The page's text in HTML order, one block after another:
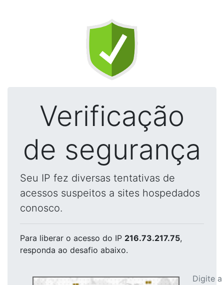
Verificação
de segurança
Seu IP fez diversas tentativas de
acessos suspeitos a sites hospedados
conosco.
Para liberar o acesso do IP 216.73.217.75,
responda ao desafio abaixo.
Digite